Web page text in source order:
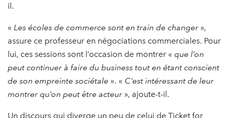
il.
« Les écoles de commerce sont en train de changer »,
assure ce professeur en négociations commerciales. Pour
lui, ces sessions sont l’occasion de montrer « que l’on
peut continuer à faire du business tout en étant conscient
de son empreinte sociétale ». « C’est intéressant de leur
montrer qu’on peut être acteur », ajoute-t-il.
Un discours qui diverge un peu de celui de Ticket for